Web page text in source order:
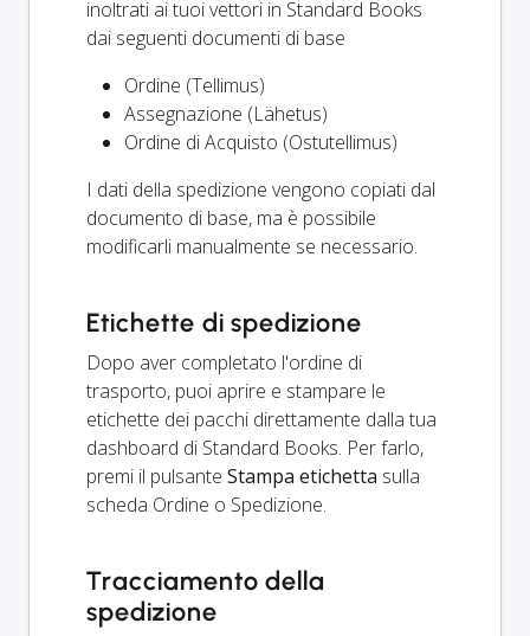
inoltrati ai tuoi vettori in Standard Books
dai seguenti documenti di base
Ordine (Tellimus)
Assegnazione (Lähetus)
Ordine di Acquisto (Ostutellimus)
I dati della spedizione vengono copiati dal
documento di base, ma è possibile
modificarli manualmente se necessario.
Etichette di spedizione
Dopo aver completato l'ordine di
trasporto, puoi aprire e stampare le
etichette dei pacchi direttamente dalla tua
dashboard di Standard Books. Per farlo,
premi il pulsante Stampa etichetta sulla
scheda Ordine o Spedizione.
Tracciamento della
spedizione